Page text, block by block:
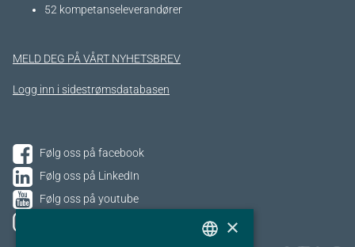
52 kompetanseleverandører
MELD DEG PÅ VÅRT NYHETSBREV
Logg inn i sidestrømsdatabasen
Følg oss på facebook
Følg oss på LinkedIn
Følg oss på youtube
×